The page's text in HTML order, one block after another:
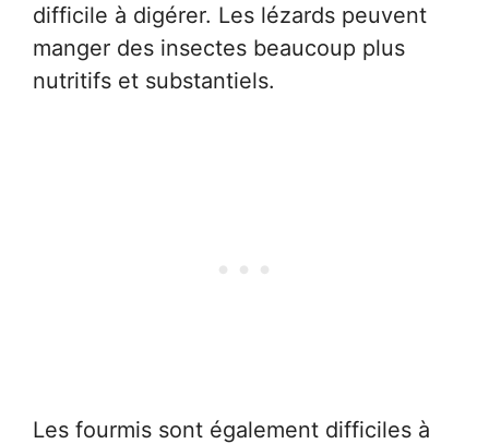
difficile à digérer. Les lézards peuvent
manger des insectes beaucoup plus
nutritifs et substantiels.
Les fourmis sont également difficiles à